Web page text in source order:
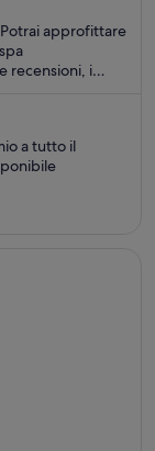
Potrai approfittare
recensioni, i
Casino.
a tutto il